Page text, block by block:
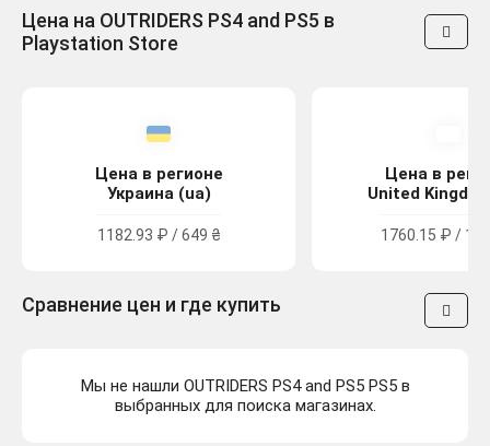
Цена на OUTRIDERS PS4 and PS5 в
Playstation Store
Цена в регионе
Украина (ua)
1182.93 ₽ / 649 ₴
Цена в
United
1760.15 ₽ /
Сравнение цен и где купить
Мы не нашли OUTRIDERS PS4 and PS5 PS5 в
выбранных для поиска магазинах.